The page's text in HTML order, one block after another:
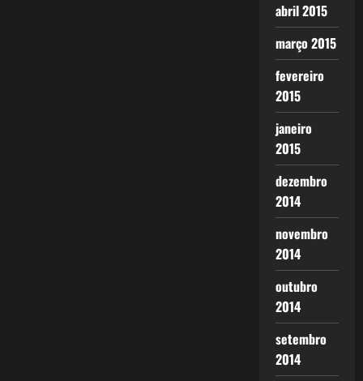
abril 2015
março 2015
fevereiro
2015
janeiro
2015
dezembro
2014
novembro
2014
outubro
2014
setembro
2014